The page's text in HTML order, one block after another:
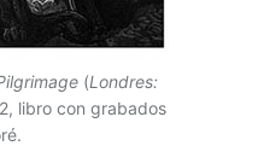
(Londres:
libro con grabados